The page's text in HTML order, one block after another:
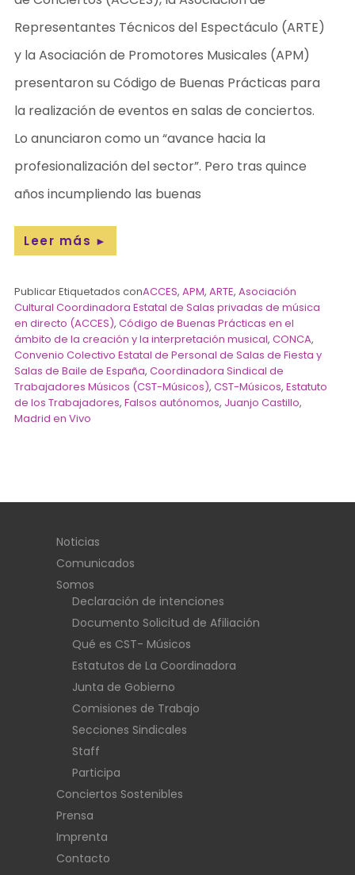
Representantes Técnicos del Espectáculo (ARTE)
y la Asociación de Promotores Musicales (APM)
presentaron su Código de Buenas Prácticas para
la realización de eventos en salas de conciertos.
Lo anunciaron como un “avance hacia la
profesionalización del sector”. Pero tras quince
años incumpliendo las buenas
Leer más ►
Publicar Etiquetados conACCES,APM,ARTE,Asociación
Cultural Coordinadora Estatal de Salas privadas de música
en directo (ACCES),Código de Buenas Prácticas en el
ámbito de la creación y la interpretación musical,CONCA,
Convenio Colectivo Estatal de Personal de Salas de Fiesta y
Salas de Baile de España,Coordinadora Sindical de
Trabajadores Músicos (CST-Músicos),CST-Músicos,Estatuto
de los Trabajadores,Falsos autónomos, Juanjo Castillo,
Madrid en Vivo
Noticias
Comunicados
Somos
Declaración de intenciones
Documento Solicitud de Afiliación
Qué es CST- Músicos
Estatutos de La Coordinadora
Junta de Gobierno
Comisiones de Trabajo
Secciones Sindicales
Staff
Participa
Conciertos Sostenibles
Prensa
Imprenta
Contacto